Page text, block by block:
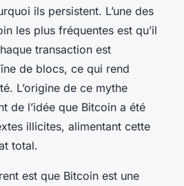
ils persistent. L’une des
les plus fréquentes est qu’il
transaction est
de blocs, ce qui rend
L’origine de ce mythe
de l’idée que Bitcoin a été
illicites, alimentant cette
total.
est que Bitcoin est une